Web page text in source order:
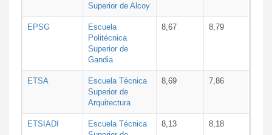
Superior de Alcoy
EPSG
Escuela
Politécnica
Superior de
Gandia
8,67 8,79
ETSA
Escuela Técnica
Superior de
Arquitectura
8,69 7,86
ETSIADI
Escuela Técnica
8,13 8,18